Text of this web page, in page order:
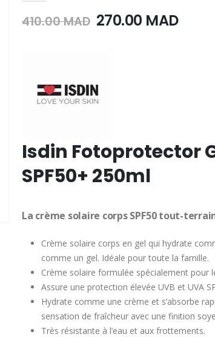
410.00MAD Le
MAD.
270.00 MADLe
Isdin Fotoprotector
SPF50+ 250ml
La crème solaire corps SPF50 tout-
Crème solaire corps en gel qui hydrate
comme un gel. Idéale pour toute la famille.
Crème solaire formulée spécialement pour
Assure une protection élevée UVB et UVA
Hydrate comme une crème et s’absorbe
sensation de fraîcheur avec une finition
Très résistante à l’eau et aux frottements.